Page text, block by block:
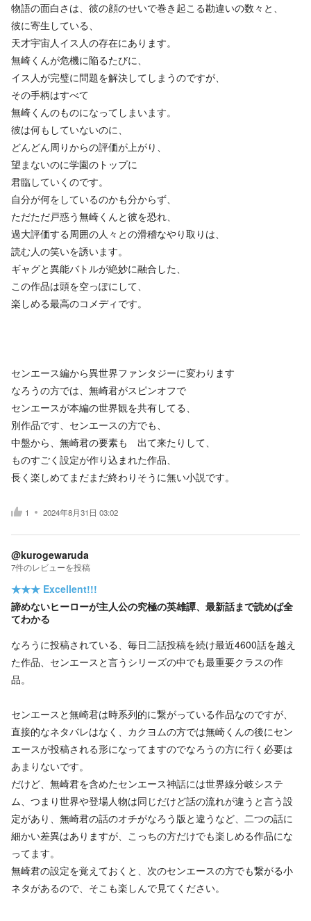
物語の面白さは、彼の顔のせいで巻き起こる勘違いの数々と、
彼に寄生している、
天才宇宙人イス人の存在にあります。
無崎くんが危機に陥るたびに、
イス人が完璧に問題を解決してしまうのですが、
その手柄はすべて
無崎くんのものになってしまいます。
彼は何もしていないのに、
どんどん周りからの評価が上がり、
望まないのに学園のトップに
君臨していくのです。
自分が何をしているのかも分からず、
ただただ戸惑う無崎くんと彼を恐れ、
過大評価する周囲の人々との滑稽なやり取りは、
読む人の笑いを誘います。
ギャグと異能バトルが絶妙に融合した、
この作品は頭を空っぽにして、
楽しめる最高のコメディです。
センエース編から異世界ファンタジーに変わります
なろうの方では、無崎君がスピンオフで
センエースが本編の世界観を共有してる、
別作品です、センエースの方でも、
中盤から、無崎君の要素も゙出て来たりして、
ものすごく設定が作り込まれた作品、
長く楽しめてまだまだ終わりそうに無い小説です。
1 2024年8月31日 03:02
@kurogewaruda
7件のレビューを投稿
★★★ Excellent!!!
諦めないヒーローが主人公の究極の英雄譚、最新話まで読めば全
てわかる
なろうに投稿されている、毎日二話投稿を続け最近4600話を越え
た作品、センエースと言うシリーズの中でも最重要クラスの作
品。
センエースと無崎君は時系列的に繋がっている作品なのですが、
直接的なネタバレはなく、カクヨムの方では無崎くんの後にセン
エースが投稿される形になってますのでなろうの方に行く必要は
あまりないです。
だけど、無崎君を含めたセンエース神話には世界線分岐システ
ム、つまり世界や登場人物は同じだけど話の流れが違うと言う設
定があり、無崎君の話のオチがなろう版と違うなど、二つの話に
細かい差異はありますが、こっちの方だけでも楽しめる作品にな
ってます。
無崎君の設定を覚えておくと、次のセンエースの方でも繋がる小
ネタがあるので、そこも楽しんで見てください。